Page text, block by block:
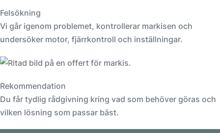
Felsökning
Vi går igenom problemet, kontrollerar markisen och
undersöker motor, fjärrkontroll och inställningar.
Rekommendation
Du får tydlig rådgivning kring vad som behöver göras och
vilken lösning som passar bäst.